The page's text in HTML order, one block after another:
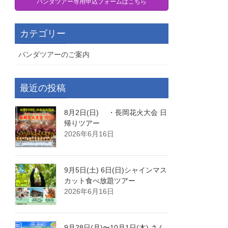
パンダツアー専用申込フォームはこちら
カテゴリー
パンダツアーのご案内
最近の投稿
8月2日(日) ・長岡花火大会 日
帰りツアー
2026年6月16日
9月5日(土) 6日(日)シャインマス
カット食べ放題ツアー
2026年6月16日